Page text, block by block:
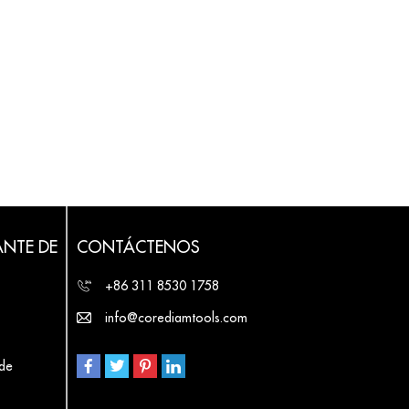
DE
CONTÁCTENOS
+86 311 8530 1758
info@corediamtools.com